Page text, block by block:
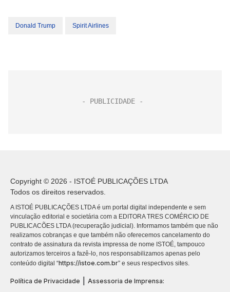
Donald Trump Spirit Airlines
Copyright © 2026 - ISTOÉ PUBLICAÇÕES LTDA
Todos os direitos reservados.
A ISTOÉ PUBLICAÇÕES LTDA é um portal digital independente e sem
vinculação editorial e societária com a EDITORA TRES COMÉRCIO DE
PUBLICACÕES LTDA (recuperação judicial). Informamos também que não
realizamos cobranças e que também não oferecemos cancelamento do
contrato de assinatura da revista impressa de nome ISTOÉ, tampouco
autorizamos terceiros a fazê-lo, nos responsabilizamos apenas pelo
conteúdo digital “https://istoe.com.br” e seus respectivos sites.
Política de Privacidade
Assessoria de Imprensa: